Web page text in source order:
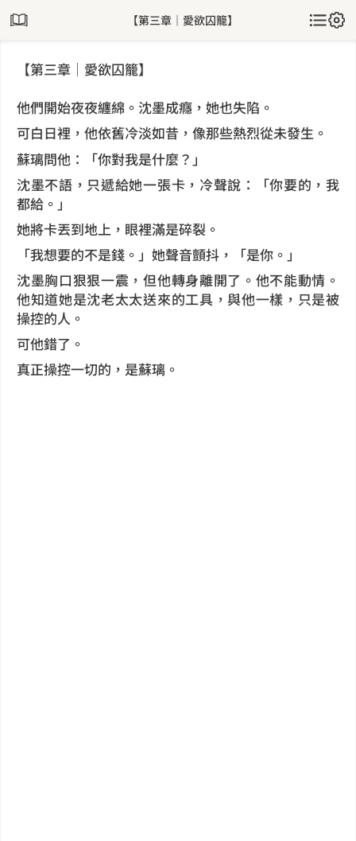
【第三章｜愛欲囚籠】
【第三章｜愛欲囚籠】
他們開始夜夜纏綿。沈墨成癮，她也失陷。
可白日裡，他依舊冷淡如昔，像那些熱烈從未發生。
蘇璃問他：「你對我是什麼？」
沈墨不語，只遞給她一張卡，冷聲說：「你要的，我
都給。」
她將卡丟到地上，眼裡滿是碎裂。
「我想要的不是錢。」她聲音顫抖，「是你。」
沈墨胸口狠狠一震，但他轉身離開了。他不能動情。
他知道她是沈老太太送來的工具，與他一樣，只是被
操控的人。
可他錯了。
真正操控一切的，是蘇璃。